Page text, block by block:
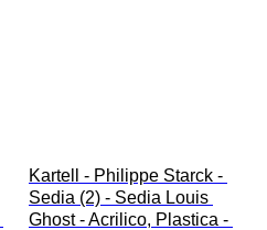
Kartell - Philippe Starck -
Sedia (2) - Sedia Louis
Ghost - Acrilico, Plastica -